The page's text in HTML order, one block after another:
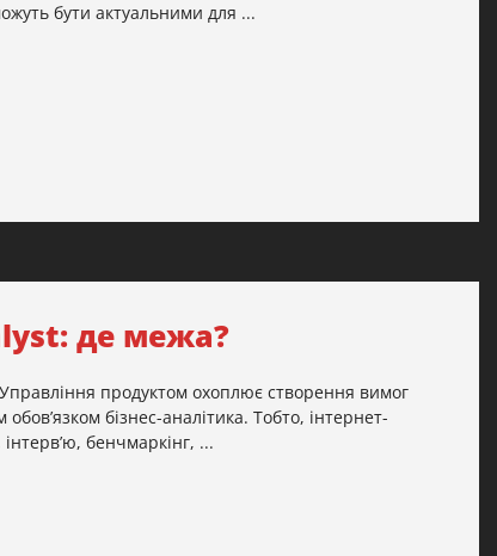
бути актуальними для ...
де межа?
продуктом охоплює створення вимог
бізнес-аналітика. Тобто, інтернет-
бенчмаркінг, ...